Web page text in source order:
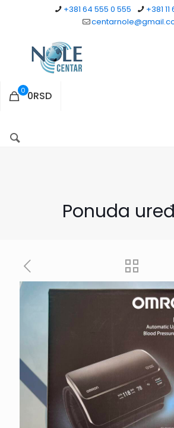
+381 64 555 0 555
+381
0 0RSD
Ponuda